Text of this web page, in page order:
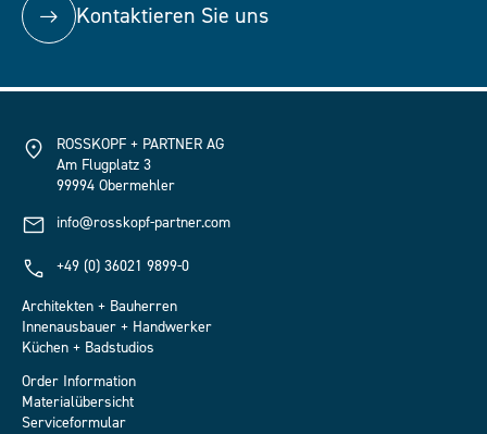
Kontaktieren Sie uns
ROSSKOPF + PARTNER AG
Am Flugplatz 3
99994 Obermehler
info@rosskopf-partner.com
+49 (0) 36021 9899-0
Architekten + Bauherren
Innenausbauer + Handwerker
Küchen + Badstudios
Order Information
Materialübersicht
Serviceformular